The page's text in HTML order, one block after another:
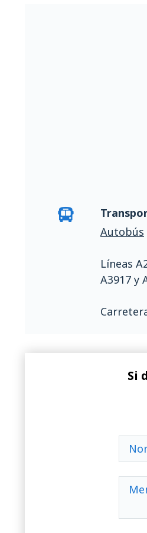
Autobús
Líneas
A3917 y
Si